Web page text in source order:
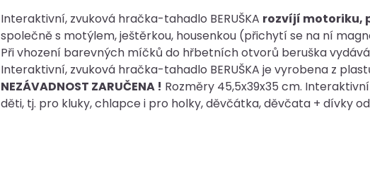
Interaktivní, zvuková hračka-tahadlo BERUŠKA rozvíjí motoriku,
společně s motýlem, ještěrkou, housenkou (přichytí se na ní
Při vhození barevných míčků do hřbetních otvorů beruška
Interaktivní, zvuková hračka-tahadlo BERUŠKA je vyrobena z
NEZÁVADNOST ZARUČENA ! Rozměry 45,5x39x35 cm.
děti, tj. pro kluky, chlapce i pro holky, děvčátka, děvčata + dívky